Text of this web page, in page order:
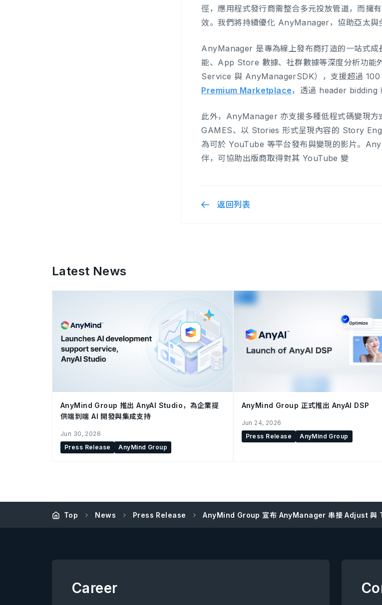
徑，應用程式發行商需整合多元投放管道，而擁
效。我們將持續優化 AnyManager，協助亞太與
AnyManager 是專為線上發布商打造的一站式
能、App Store 數據、社群數據等深度分析功
Service 與 AnyManagerSDK），支援超過
Premium Marketplace，透過 header bidding
此外，AnyManager 亦支援多種低程式碼變現
GAMES、以 Stories 形式呈現內容的 Story
為可於 YouTube 等平台發布與變現的影片。
伴，可協助出版商取得對其 YouTube 變
返回列表
Latest News
AnyMind Group 推出 AnyAI Studio，為企業提
供端到端 AI 開發與集成支持
Jun 30, 2026
Press Release
AnyMind Group
AnyMind Group 正式推出 AnyAI DSP
Jun 24, 2026
Press Release
AnyMind Group
Top News Press Release AnyMind Group 宣布 AnyManager 串接 Adjust 與
Career